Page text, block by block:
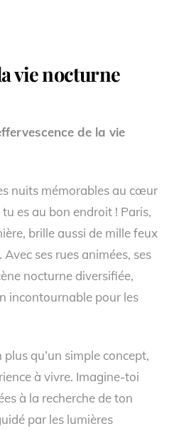
vie nocturne
de la vie
nuits mémorables au cœur
es au bon endroit ! Paris,
brille aussi de mille feux
ses rues animées, ses
nocturne diversifiée,
incontournable pour les
plus qu’un simple concept,
à vivre. Imagine-toi
à la recherche de ton
par les lumières